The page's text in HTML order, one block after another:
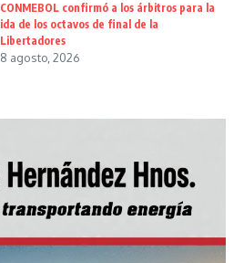
CONMEBOL confirmó a los árbitros para la
ida de los octavos de final de la
Libertadores
8 agosto, 2026